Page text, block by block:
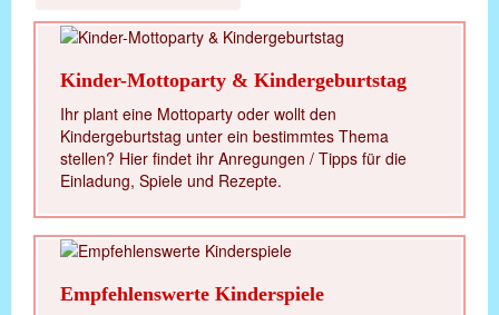
Kinder-Mottoparty & Kindergeburtstag
Ihr plant eine Mottoparty oder wollt den
Kindergeburtstag unter ein bestimmtes Thema
stellen? Hier findet ihr Anregungen / Tipps für die
Einladung, Spiele und Rezepte.
Empfehlenswerte Kinderspiele